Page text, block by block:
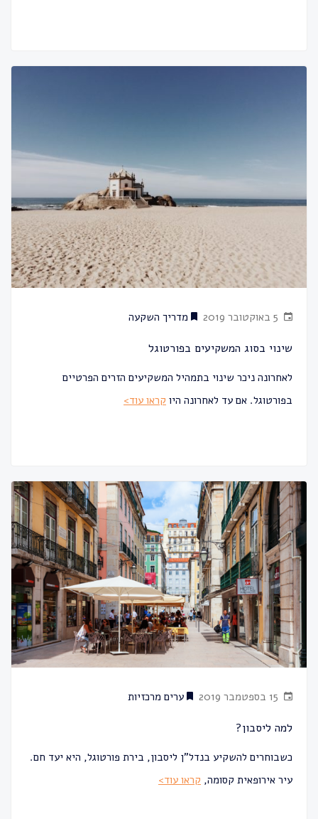
מדריך השקעה
שינוי בסוג המשקיעים בפורטוגל
לאחרונה ניכר שינוי בתמהיל המשקיעים הזרים הפרטיים
בפורטוגל. אם עד לאחרונה היו קראו עוד>
ערים מרכזיות
למה ליסבון?
כשבוחרים להשקיע בנדל"ן ליסבון, בירת פורטוגל, היא יעד חם.
עיר אירופאית קסומה, קראו עוד>